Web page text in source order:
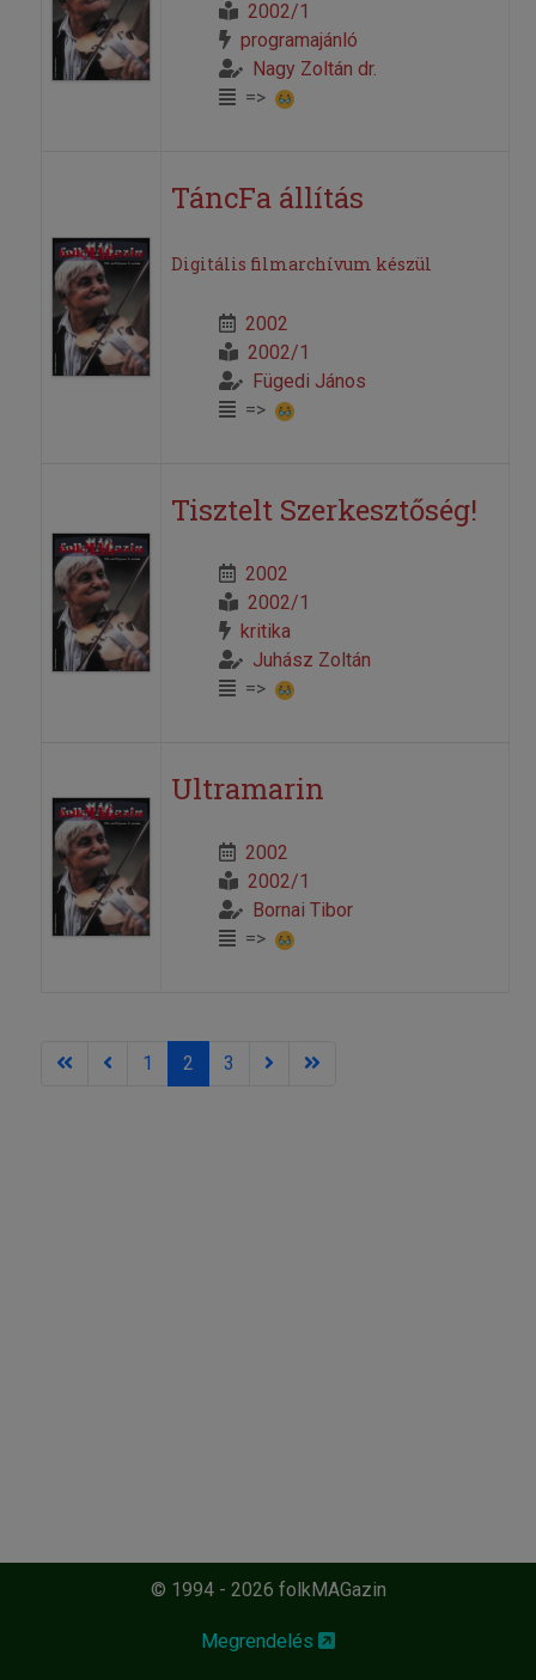
2002/1
programajánló
Nagy Zoltán dr.
=>
TáncFa állítás
Digitális filmarchívum készül
2002
2002/1
Fügedi János
=>
Tisztelt Szerkesztőség!
2002
2002/1
kritika
Juhász Zoltán
=>
Ultramarin
2002
2002/1
Bornai Tibor
=>
1 2 3
© 1994 - 2026 folkMAGazin
Megrendelés